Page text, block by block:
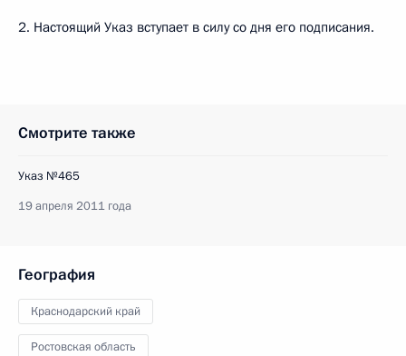
2. Настоящий Указ вступает в силу со дня его подписания.
Смотрите также
Указ №465
19 апреля 2011 года
География
Краснодарский край
Ростовская область